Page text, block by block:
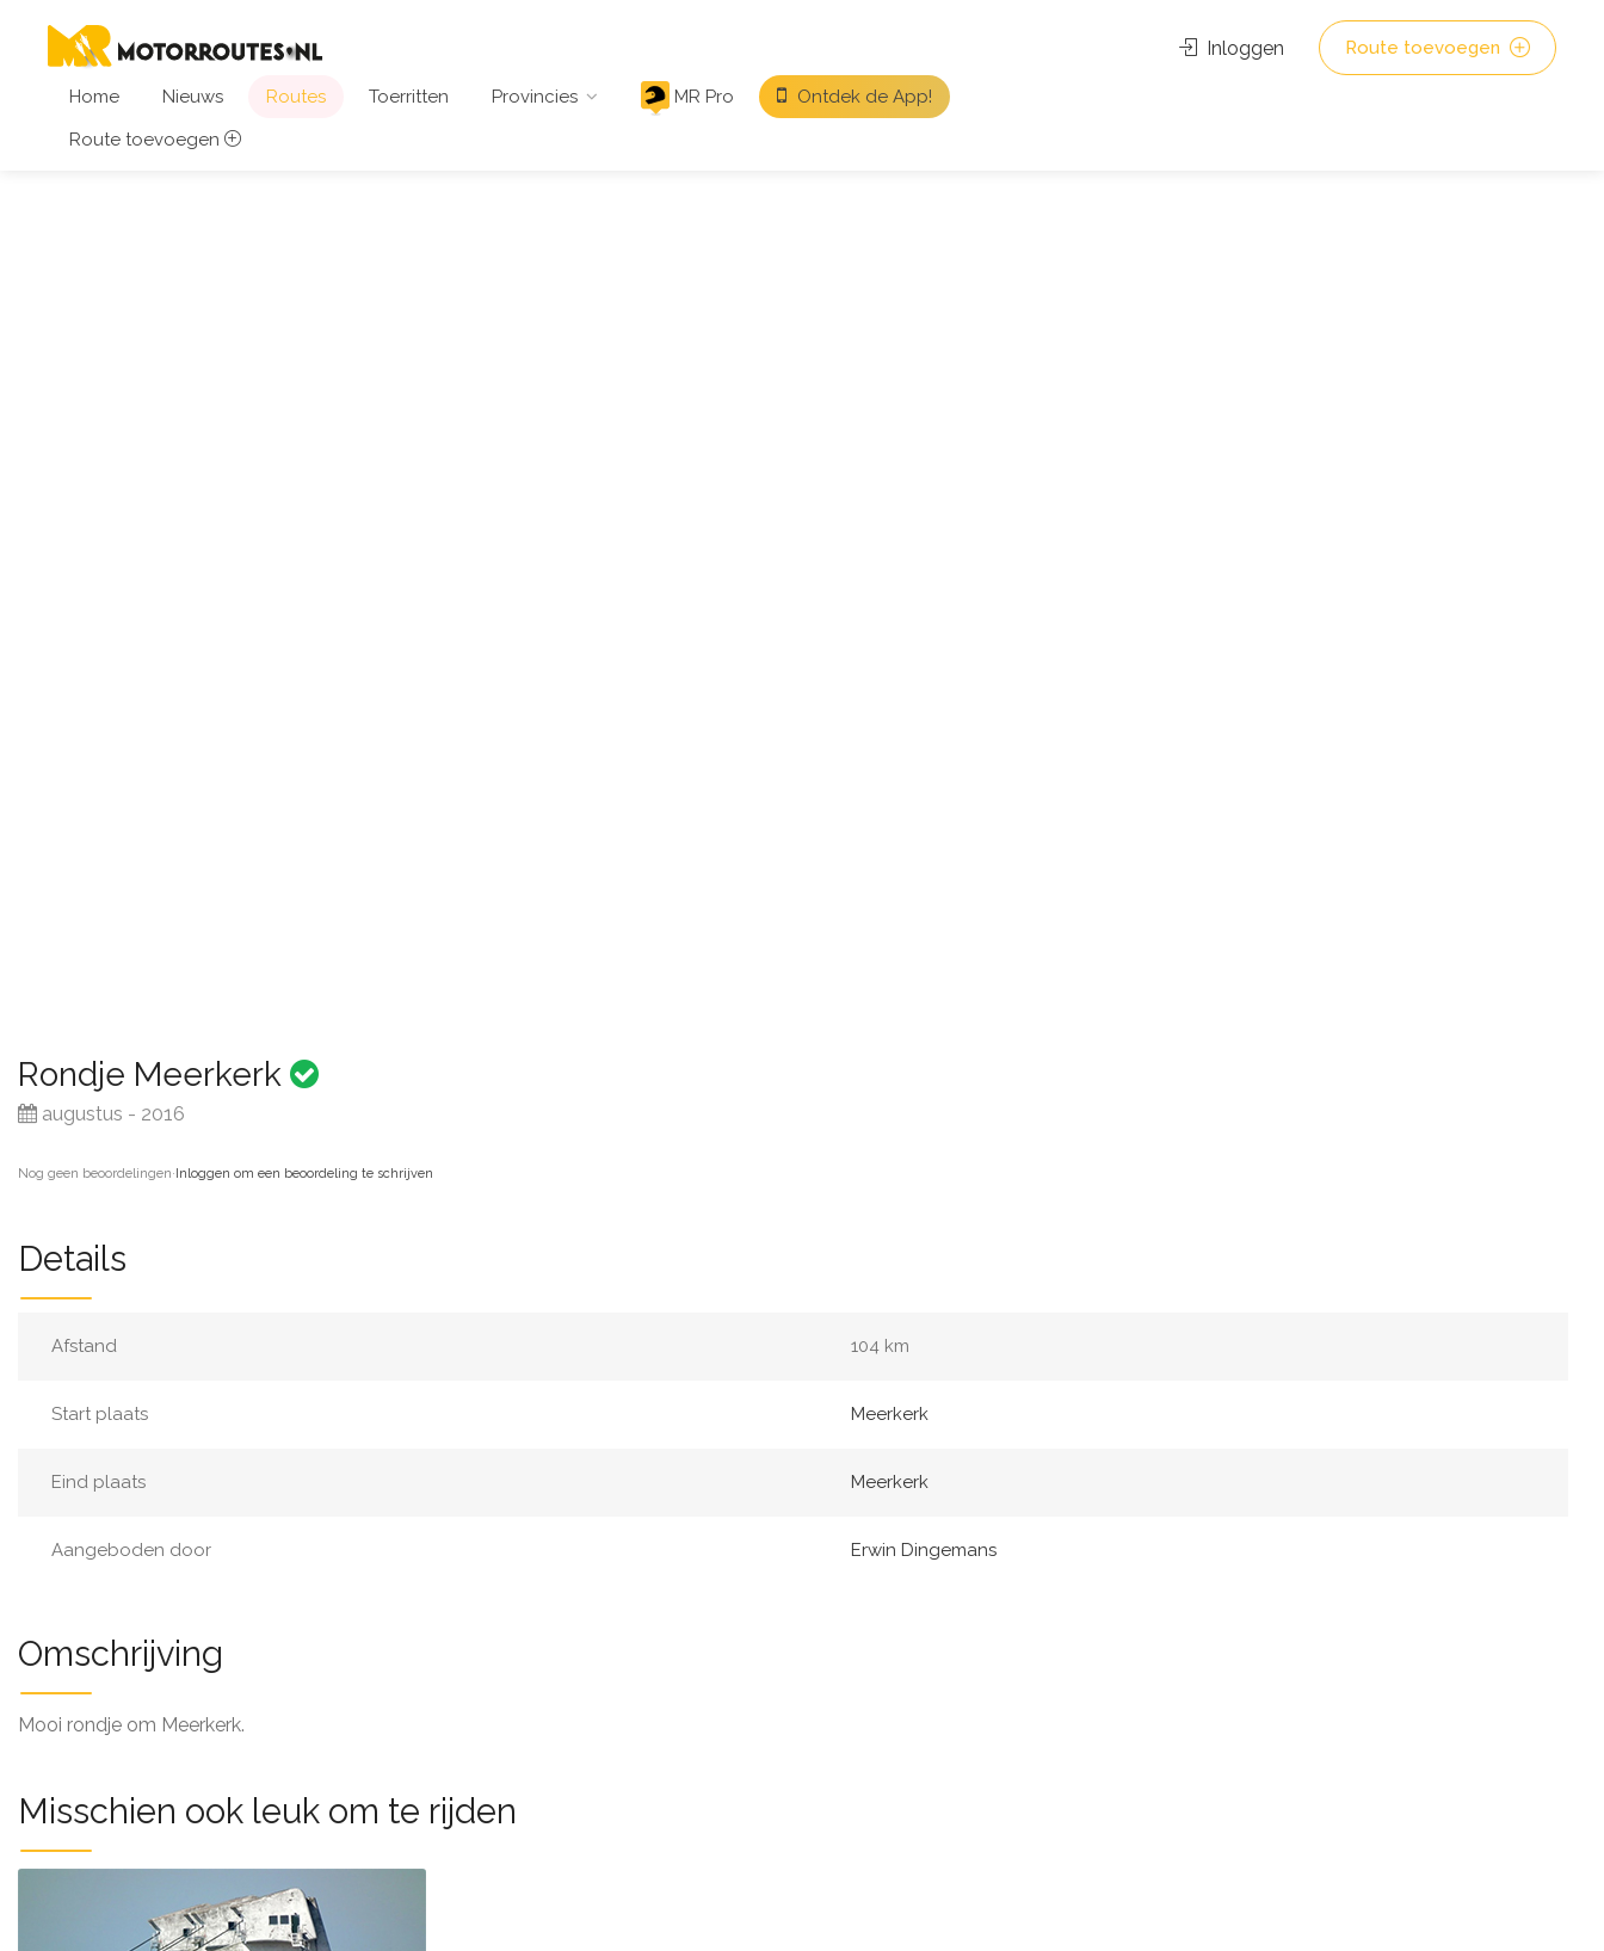
Home Nieuws Routes Toerritten Provincies MR Pro
Ontdek de App!
Route toevoegen
Inloggen Route toevoegen
Rondje Meerkerk
augustus - 2016
Nog geen beoordelingen·Inloggen om een beoordeling te schrijven
Details
Afstand 104 km
Start plaats Meerkerk
Eind plaats Meerkerk
Aangeboden door Erwin Dingemans
Omschrijving
Mooi rondje om Meerkerk.
Misschien ook leuk om te rijden